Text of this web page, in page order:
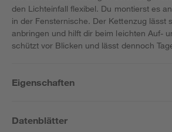
den Lichteinfall flexibel. Du montierst es
in der Fensternische. Der Kettenzug lässt
anbringen und hilft dir beim leichten Auf-
schützt vor Blicken und lässt dennoch
Eigenschaften
Datenblätter